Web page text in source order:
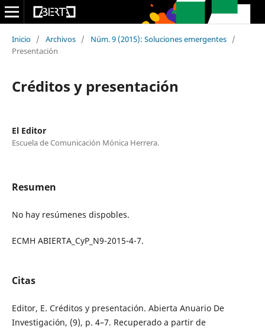
Inicio / Archivos / Núm. 9 (2015): Soluciones emergentes /
Presentación
Créditos y presentación
El Editor
Escuela de Comunicación Mónica Herrera.
Resumen
No hay resúmenes dispobles.
ECMH ABIERTA_CyP_N9-2015-4-7.
Citas
Editor, E. Créditos y presentación. Abierta Anuario De
Investigación, (9), p. 4–7. Recuperado a partir de